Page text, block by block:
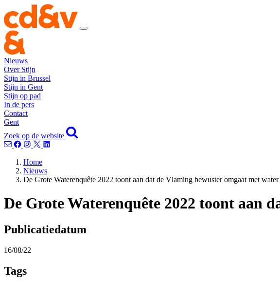
Nieuws
Over Stijn
Stijn in Brussel
Stijn in Gent
Stijn op pad
In de pers
Contact
Gent
Zoek op de website
Home
Nieuws
De Grote Waterenquête 2022 toont aan dat de Vlaming bewuster omgaat met water
De Grote Waterenquête 2022 toont aan
Publicatiedatum
16/08/22
Tags